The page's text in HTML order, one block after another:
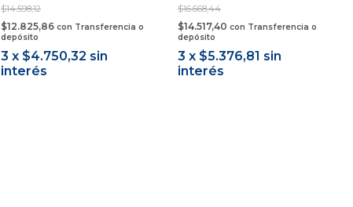
$14.598,12
$12.825,86 con Transferencia o
depósito
3 x $4.750,32 sin
interés
$16.668,44
$14.517,40 con Transferencia o
depósito
3 x $5.376,81 sin
interés